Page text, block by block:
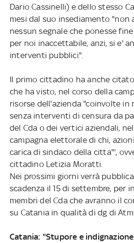
Dario Cassinelli) e dello stesso
mesi dal suo insediamento "non
nessun segnale che ponesse
per noi inaccettabile, anzi, si e'
interventi pubblici".
Il primo cittadino ha anche
che ha visto, nel corso della
risorse dell'azienda "coinvolte in
senza interventi di censura da
del Cda o dei vertici aziendali,
campagna elettorale di chi,
carica di sindaco della citta"',
cittadino Letizia Moratti.
Nei prossimi giorni verrà
scadenza il 15 di settembre, per
membri del Cda che avranno il
su Catania in qualità di dg di Atm.
Catania: "Stupore e